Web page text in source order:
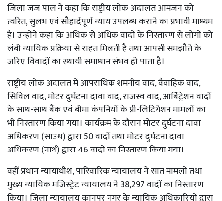
जिला जज पाल ने कहा कि राष्ट्रीय लोक अदालत आमजन को
त्वरित, सुलभ एवं सौहार्दपूर्ण न्याय उपलब्ध कराने का प्रभावी माध्यम
है। उन्होंने कहा कि अधिक से अधिक वादों के निस्तारण से लोगों को
लंबी न्यायिक प्रक्रिया से राहत मिलती है तथा आपसी समझौते के
जरिए विवादों का स्थायी समाधान संभव हो पाता है।
राष्ट्रीय लोक अदालत में आपराधिक शमनीय वाद, वैवाहिक वाद,
सिविल वाद, मोटर दुर्घटना दावा वाद, राजस्व वाद, आर्बिट्रेशन वादों
के साथ-साथ बैंक एवं बीमा कंपनियों के प्री-लिटिगेशन मामलों का
भी निस्तारण किया गया। कार्यक्रम के दौरान मोटर दुर्घटना दावा
अधिकरण (साउथ) द्वारा 50 वादों तथा मोटर दुर्घटना दावा
अधिकरण (नार्थ) द्वारा 46 वादों का निस्तारण किया गया।
वहीं प्रधान न्यायाधीश, पारिवारिक न्यायालय ने सात मामलों तथा
मुख्य न्यायिक मजिस्ट्रेट न्यायालय ने 38,297 वादों का निस्तारण
किया। जिला न्यायालय कानपुर नगर के न्यायिक अधिकारियों द्वारा